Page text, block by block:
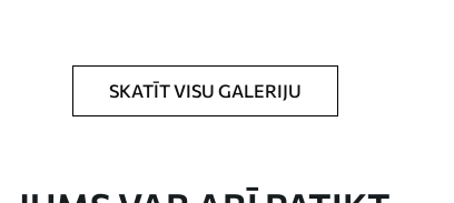
SKATĪT VISU GALERIJU